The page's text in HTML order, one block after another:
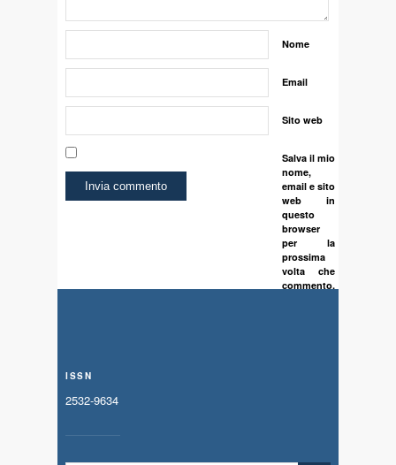
Nome
Email
Sito web
Salva il mio
nome,
email e sito
web in
questo
browser
per la
prossima
volta che
commento.
ISSN
2532-9634